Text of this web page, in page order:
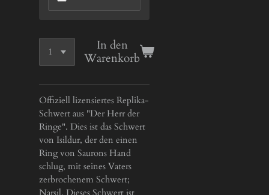
In den
Warenkorb
Offiziell lizensiertes Replika-
Schwert aus "Der Herr der
Ringe". Dies ist das Schwert
von Isildur, der den einen
Ring von Saurons Hand
schlug, mit seines Vaters
zerbrochenem Schwert;
Narsil. Dieses Schwert ist